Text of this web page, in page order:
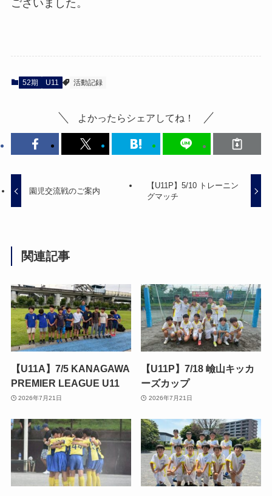
ございました。
52期 U11 活動記録
よかったらシェアしてね！
園児交流戦のご案内
【U11P】5/10 トレーニン
グマッチ
関連記事
【U11A】7/5 KANAGAWA
PREMIER LEAGUE U11
2026年7月21日
【U11P】7/18 嶮山キッカ
ーズカップ
2026年7月21日